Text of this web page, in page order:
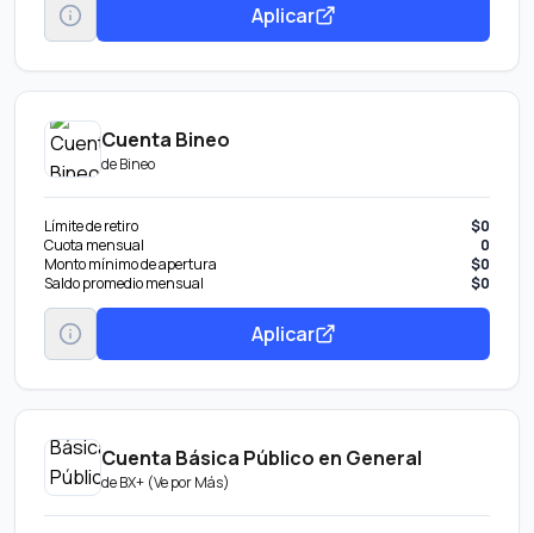
Aplicar
Cuenta Bineo
deBineo
Límite de retiro
$0
Cuota mensual
0
Monto mínimo de apertura
$0
Saldo promedio mensual
$0
Aplicar
Cuenta Básica Público en General
deBX+ (Ve por Más)